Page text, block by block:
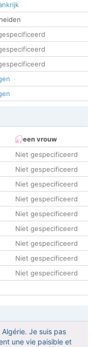
een vrouw
Niet gespecificeerd
Niet gespecificeerd
Niet gespecificeerd
Niet gespecificeerd
Niet gespecificeerd
Niet gespecificeerd
Niet gespecificeerd
Niet gespecificeerd
Niet gespecificeerd
Je suis pas
une vie paisible et